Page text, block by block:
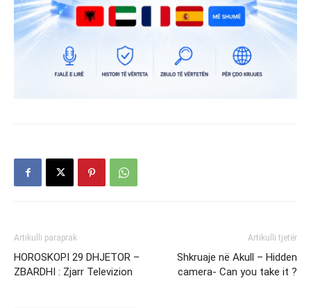
Artikulli paraprak
HOROSKOPI 29 DHJETOR –
ZBARDHI : Zjarr Televizion
Artikulli tjetër
Shkruaje në Akull – Hidden
camera- Can you take it ?